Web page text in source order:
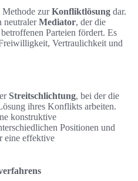
Methode zurKonfliktlösung dar.
neutralerMediator, der die
Parteien fördert. Es
Vertraulichkeit und
Streitschlichtung, bei der die
ihres Konflikts arbeiten.
konstruktive
Positionen und
eine effektive